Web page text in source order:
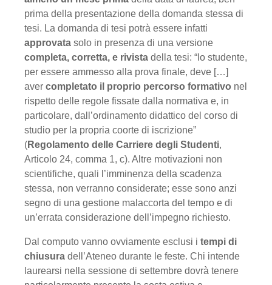
prima della presentazione della domanda stessa di
tesi. La domanda di tesi potrà essere infatti
approvata solo in presenza di una versione
completa, corretta, e rivista della tesi: “lo studente,
per essere ammesso alla prova finale, deve […]
aver completato il proprio percorso formativo nel
rispetto delle regole fissate dalla normativa e, in
particolare, dall’ordinamento didattico del corso di
studio per la propria coorte di iscrizione”
(Regolamento delle Carriere degli Studenti,
Articolo 24, comma 1, c). Altre motivazioni non
scientifiche, quali l’imminenza della scadenza
stessa, non verranno considerate; esse sono anzi
segno di una gestione malaccorta del tempo e di
un’errata considerazione dell’impegno richiesto.
Dal computo vanno ovviamente esclusi i tempi di
chiusura dell’Ateneo durante le feste. Chi intende
laurearsi nella sessione di settembre dovrà tenere